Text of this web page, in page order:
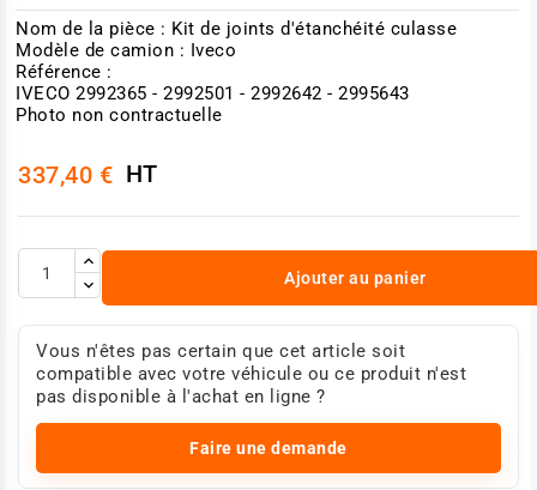
Nom de la pièce : Kit de joints d'étanchéité culasse
Modèle de camion : Iveco
Référence :
IVECO 2992365 - 2992501 - 2992642 - 2995643
Photo non contractuelle
337,40 € HT
Ajouter au panier
Vous n'êtes pas certain que cet article soit
compatible avec votre véhicule ou ce produit n'est
pas disponible à l'achat en ligne ?
Faire une demande